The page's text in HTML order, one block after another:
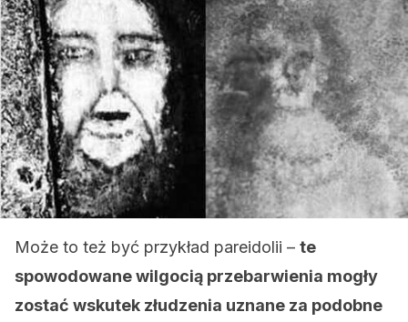
Może to też być przykład pareidolii – te
spowodowane wilgocią przebarwienia mogły
zostać wskutek złudzenia uznane za podobne